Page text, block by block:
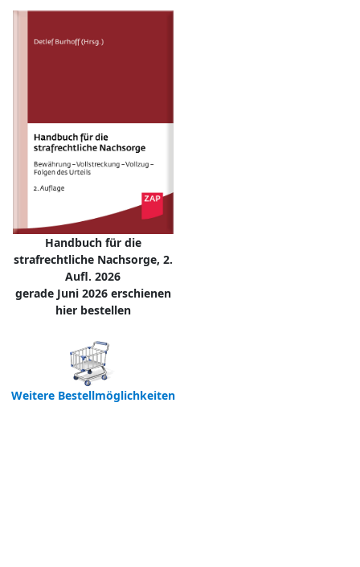
Handbuch für die
strafrechtliche Nachsorge, 2.
Aufl. 2026
gerade Juni 2026 erschienen
hier bestellen
Weitere Bestellmöglichkeiten